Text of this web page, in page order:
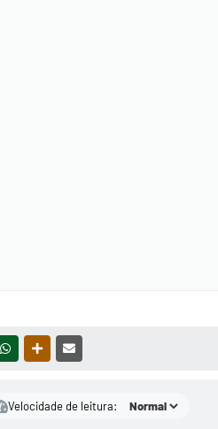
WHATSAPPOUTRAS MÍDIAS
Velocidade de leitura: